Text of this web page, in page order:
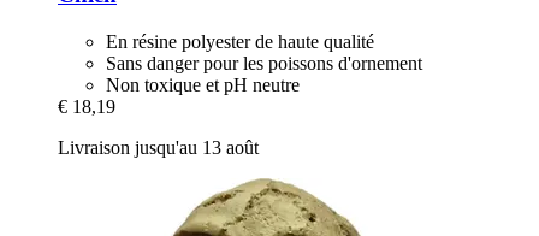
En résine polyester de haute qualité
Sans danger pour les poissons d'ornement
Non toxique et pH neutre
€ 18,19
Livraison jusqu'au 13 août